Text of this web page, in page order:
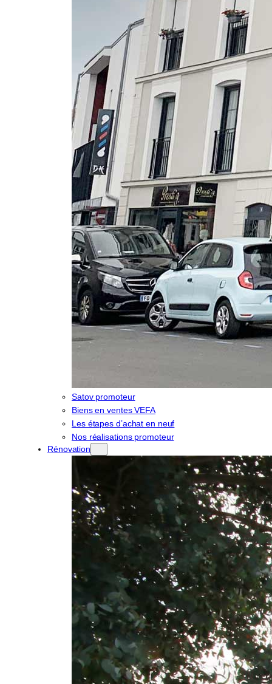
Satov promoteur
Biens en ventes VEFA
Les étapes d’achat en neuf
Nos réalisations promoteur
Rénovation